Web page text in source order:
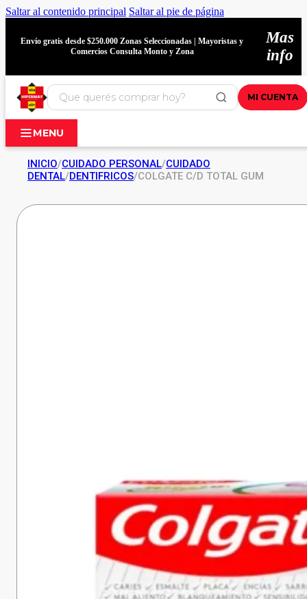
Saltar al contenido principal Saltar al pie de página
Envío gratis desde $250.000 Zonas Seleccionadas | Mayoristas y
Comercios Consulta Monto y Zona
Mas
info
MI CUENTA
MENU
INICIO/CUIDADO PERSONAL/CUIDADO
DENTAL/DENTIFRICOS/COLGATE C/D TOTAL GUM